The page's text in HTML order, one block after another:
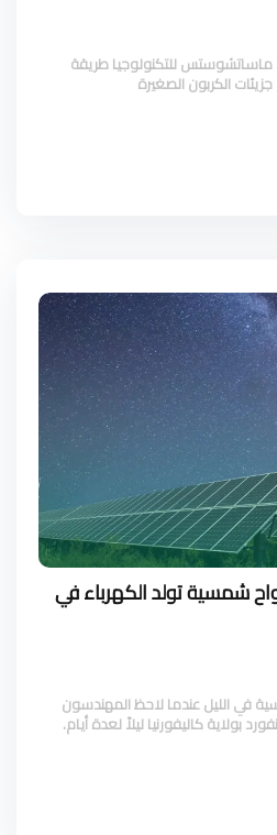
للتكنولوجيا طريقة
الكربون الصغيرة
شمسية تولد الكهرباء في
في الليل عندما لاحظ المهندسون
بولاية كاليفورنيا ليلاً لعدة أيام.